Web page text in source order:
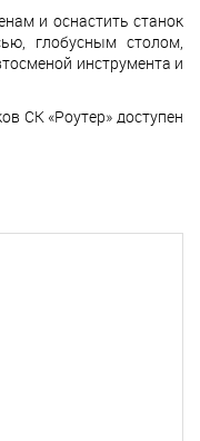
и оснастить станок
глобусным столом,
инструмента и
СК «Роутер» доступен